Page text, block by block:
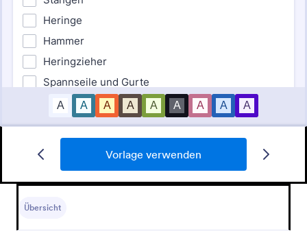
Vorlage verwenden
Übersicht
Camping Logbuch Vorlage
Aktivitäten, Campingereignisse und die während
zu verfolgen.